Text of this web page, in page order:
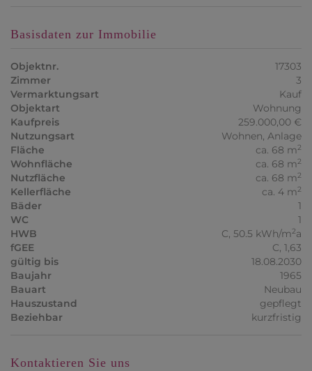
Basisdaten zur Immobilie
Objektnr.
17303
Zimmer
3
Vermarktungsart
Kauf
Objektart
Wohnung
Kaufpreis
259.000,00 €
Nutzungsart
Wohnen Anlage
Fläche
ca. 68 m2
Wohnfläche ca. 68 m2
Nutzfläche ca. 68 m2
Kellerfläche ca. 4 m2
Bäder
1
WC
1
HWB
C, 50.5 kWh/m2a
fGEE
C, 1,63
gültig bis
18.08.2030
Baujahr
1965
Bauart
Neubau
Hauszustand
gepflegt
Beziehbar
kurzfristig
Kontaktieren Sie uns